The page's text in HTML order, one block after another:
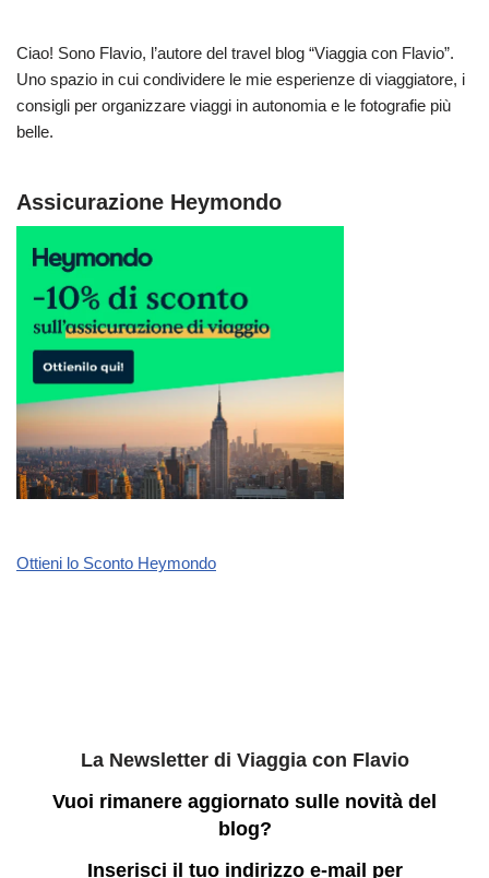
Ciao! Sono Flavio, l’autore del travel blog “Viaggia con Flavio”.
Uno spazio in cui condividere le mie esperienze di viaggiatore, i
consigli per organizzare viaggi in autonomia e le fotografie più
belle.
Assicurazione Heymondo
Ottieni lo Sconto Heymondo
La Newsletter di Viaggia con Flavio
Vuoi rimanere aggiornato sulle novità del
blog?
Inserisci il tuo indirizzo e-mail per